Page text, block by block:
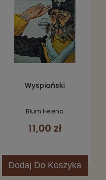
Wyspiański
Blum Helena
11,00 zł
Dodaj Do Koszyka